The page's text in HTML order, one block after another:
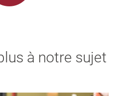
à notre sujet